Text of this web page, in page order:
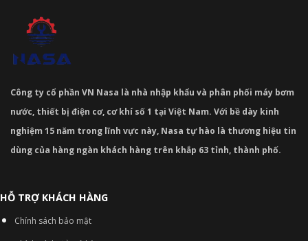
Công ty cổ phần VN Nasa là nhà nhập khẩu và phân phối máy bơm
nước, thiết bị điện cơ, cơ khí số 1 tại Việt Nam. Với bề dày kinh
nghiệm 15 năm trong lĩnh vực này, Nasa tự hào là thương hiệu tin
dùng của hàng ngàn khách hàng trên khắp 63 tỉnh, thành phố.
HỖ TRỢ KHÁCH HÀNG
Chính sách bảo mật